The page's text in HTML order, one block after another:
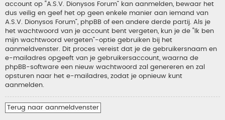
account op “A.S.V. Dionysos Forum” kan aanmelden, bewaar het
dus veilig en geef het op geen enkele manier aan iemand van
A.S.V. Dionysos Forum”, phpBB of een andere derde partij. Als je
het wachtwoord van je account bent vergeten, kun je de “Ik ben
mijn wachtwoord vergeten”-optie gebruiken bij het
aanmeldvenster. Dit proces vereist dat je de gebruikersnaam en
e-mailadres opgeeft van je gebruikersaccount, waarna de
phpBB-software een nieuw wachtwoord zal genereren en zal
opsturen naar het e-mailadres, zodat je opnieuw kunt
aanmelden.
Terug naar aanmeldvenster